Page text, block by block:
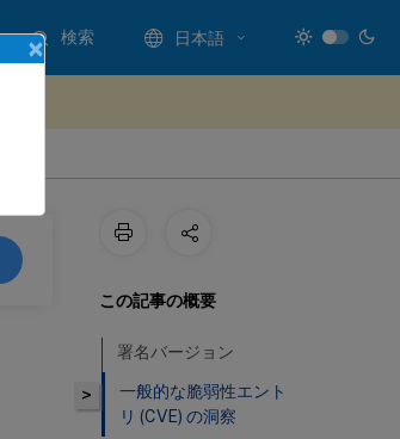
検索 日本語
>
この記事の概要
署名バージョン
一般的な脆弱性エント
リ (CVE) の洞察
×